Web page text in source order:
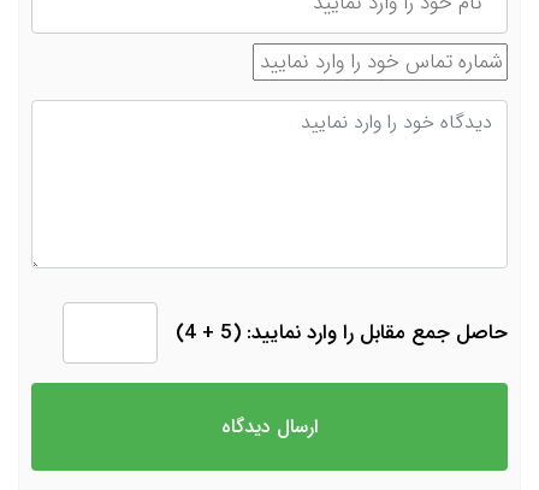
شماره تماس
دیدگاه
حاصل جمع مقابل را وارد نمایید: (5 + 4)